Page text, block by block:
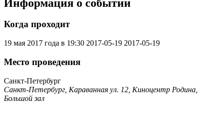
Информация о событии
Когда проходит
19 мая 2017 года в 19:30 2017-05-19 2017-05-19
Место проведения
Санкт-Петербург
Санкт-Петербург, Караванная ул. 12, Киноцентр Родина,
Большой зал